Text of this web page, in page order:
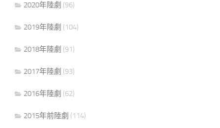
2020年陸劇 (96)
2019年陸劇 (104)
2018年陸劇 (91)
2017年陸劇 (93)
2016年陸劇 (62)
2015年前陸劇 (114)